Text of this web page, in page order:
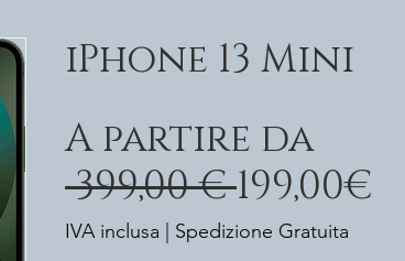
iPhone 13 Mini
A partire da
399,00 € Prezzo
regolare
199,00€
IVA inclusa
Spedizione Gratuita